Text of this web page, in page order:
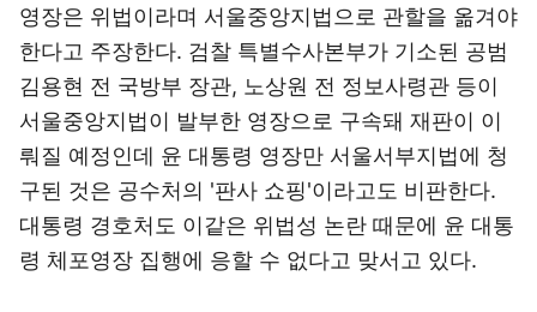
영장은 위법이라며 서울중앙지법으로 관할을 옮겨야
한다고 주장한다. 검찰 특별수사본부가 기소된 공범
김용현 전 국방부 장관, 노상원 전 정보사령관 등이
서울중앙지법이 발부한 영장으로 구속돼 재판이 이
뤄질 예정인데 윤 대통령 영장만 서울서부지법에 청
구된 것은 공수처의 '판사 쇼핑'이라고도 비판한다.
대통령 경호처도 이같은 위법성 논란 때문에 윤 대통
령 체포영장 집행에 응할 수 없다고 맞서고 있다.